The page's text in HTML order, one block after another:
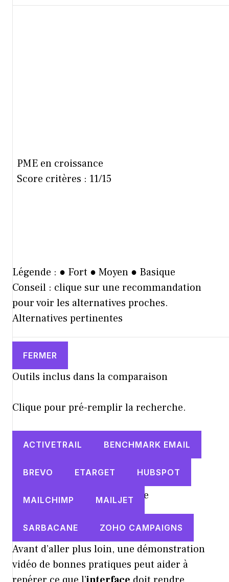
PME en croissance
Score critères : 11/15
Organisation événementielle
Légende : ● Fort ● Moyen ● Basique
Conseil : clique sur une recommandation
pour voir les alternatives proches.
Alternatives pertinentes
FERMER
Outils inclus dans la comparaison
Clique pour pré-remplir la recherche.
ACTIVETRAIL BENCHMARK EMAIL
BREVO ETARGET HUBSPOT
MAILCHIMP MAILJET
SARBACANE ZOHO CAMPAIGNS
Avant d’aller plus loin, une démonstration
vidéo de bonnes pratiques peut aider à